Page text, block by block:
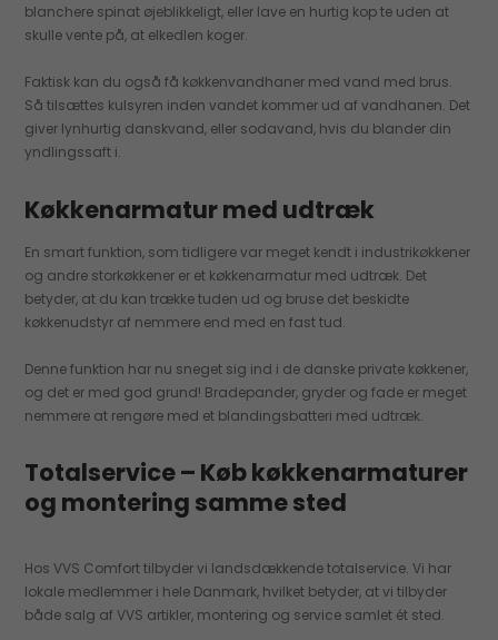
blanchere spinat øjeblikkeligt, eller lave en hurtig kop te uden at
skulle vente på, at elkedlen koger.
Faktisk kan du også få køkkenvandhaner med vand med brus.
Så tilsættes kulsyren inden vandet kommer ud af vandhanen. Det
giver lynhurtig danskvand, eller sodavand, hvis du blander din
yndlingssaft i.
Køkkenarmatur med udtræk
En smart funktion, som tidligere var meget kendt i industrikøkkener
og andre storkøkkener er et køkkenarmatur med udtræk. Det
betyder, at du kan trække tuden ud og bruse det beskidte
køkkenudstyr af nemmere end med en fast tud.
Denne funktion har nu sneget sig ind i de danske private køkkener,
og det er med god grund! Bradepander, gryder og fade er meget
nemmere at rengøre med et blandingsbatteri med udtræk.
Totalservice – Køb køkkenarmaturer
og montering samme sted
Hos VVS Comfort tilbyder vi landsdækkende totalservice. Vi har
lokale medlemmer i hele Danmark, hvilket betyder, at vi tilbyder
både salg af VVS artikler, montering og service samlet ét sted.